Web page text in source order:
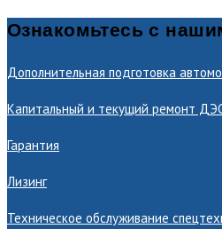
Ознакомьтесь с
Дополнительная подготовка
Капитальный и текущий ремонт
Гарантия
Лизинг
Техническое обслуживание